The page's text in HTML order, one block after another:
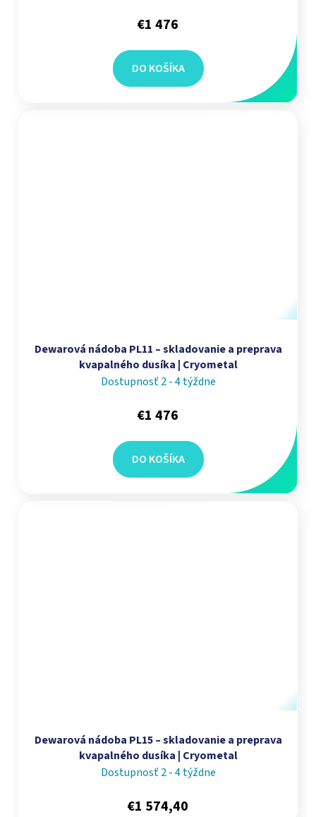
€1 476
DO KOŠÍKA
Dewarová nádoba PL11 – skladovanie a preprava
kvapalného dusíka | Cryometal
Dostupnosť 2 - 4 týždne
€1 476
DO KOŠÍKA
Dewarová nádoba PL15 – skladovanie a preprava
kvapalného dusíka | Cryometal
Dostupnosť 2 - 4 týždne
€1 574,40